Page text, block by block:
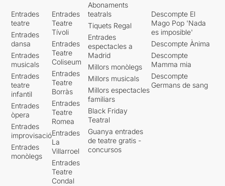
Entrades
teatre
Entrades
dansa
Entrades
musicals
Entrades
teatre
infantil
Entrades
òpera
Entrades
improvisació
Entrades
monòlegs
Entrades
Teatre
Tívoli
Entrades
Teatre
Coliseum
Entrades
Teatre
Borràs
Entrades
Teatre
Romea
Entrades
La
Villarroel
Entrades
Teatre
Condal
Abonaments
teatrals
Tiquets Regal
Entrades
espectacles a
Madrid
Millors monòlegs
Millors musicals
Millors espectacles
familiars
Black Friday
Teatral
Guanya entrades
de teatre gratis -
concursos
Descompte El
Mago Pop 'Nada
es imposible'
Descompte Ànima
Descompte
Mamma mia
Descompte
Germans de sang